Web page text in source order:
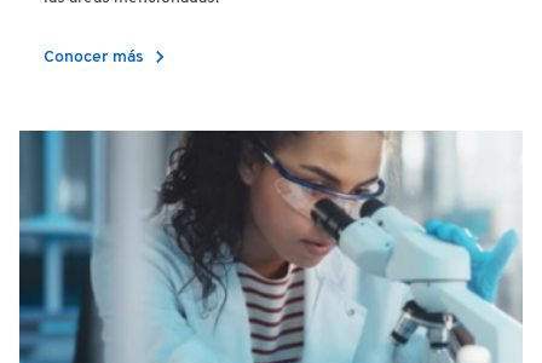
Conocer más chevron_right